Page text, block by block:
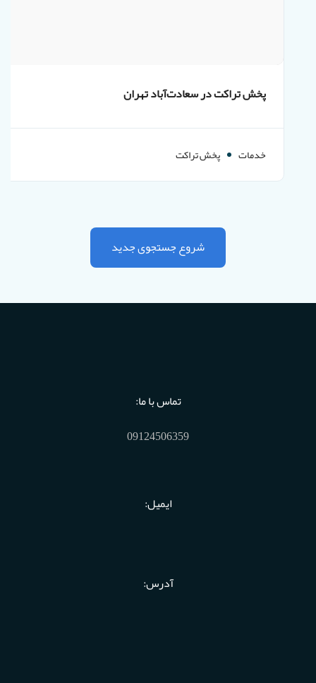
پخش تراکت در سعادت‌آباد تهران
خدمات پخش تراکت
شروع جستجوی جدید
تماس با ما:
09124506359
ایمیل:
آدرس: